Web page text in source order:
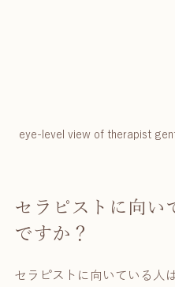
eye-level view of therapist
セラピストに向い
ですか？
セラピストに向いている人